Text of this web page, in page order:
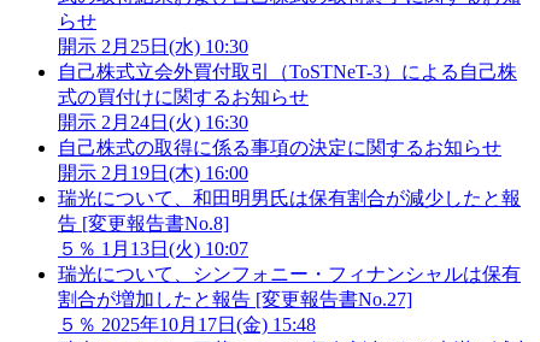
らせ
開示 2月25日(水) 10:30
自己株式立会外買付取引（ToSTNeT-3）による自己株
式の買付けに関するお知らせ
開示 2月24日(火) 16:30
自己株式の取得に係る事項の決定に関するお知らせ
開示 2月19日(木) 16:00
瑞光について、和田明男氏は保有割合が減少したと報
告 [変更報告書No.8]
５％ 1月13日(火) 10:07
瑞光について、シンフォニー・フィナンシャルは保有
割合が増加したと報告 [変更報告書No.27]
５％ 2025年10月17日(金) 15:48